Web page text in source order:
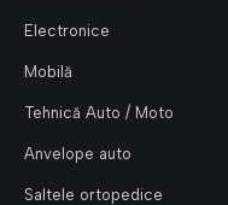
Electronice
Mobilă
Tehnică Auto / Moto
Anvelope auto
Saltele ortopedice